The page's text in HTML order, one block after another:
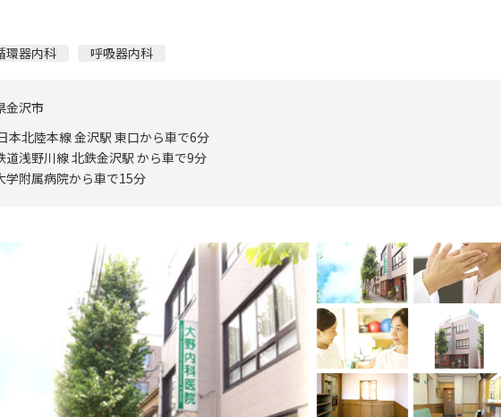
環器内科 呼吸器内科
金沢市
本北陸本線 金沢駅 東口から車で6分
道浅野川線 北鉄金沢駅 から車で9分
学附属病院から車で15分